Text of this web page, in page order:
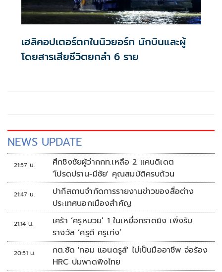
เฮลิคอปเตอร์ตกในนิวยอร์ก นักบินและผู้
โดยสารเสียชีวิตยกลำ 6 ราย
NEWS UPDATE
21:57 น.
ศึกชิงชัยผู้ว่ากกท.เหลือ 2 แคนดิเดต
'โปรดปราน-มีชัย' คุณสมบัติครบถ้วน
21:47 น.
ปากีสถานจำกัดการรายงานข่าวของสื่อต่าง
ประเทศนอกเมืองสำคัญ
21:14 น.
เศร้า ‘ครูหมวย’ 1 ในเหยื่อกราดยิง เพิ่งรับ
รางวัล ‘ครูดี ครูเก่ง’
20:51 น.
กต.ซัด 'ทอม แอนดรูส์' ไม่เป็นมืออาชีพ จ่อร้อง
HRC ปมพาดพิงไทย